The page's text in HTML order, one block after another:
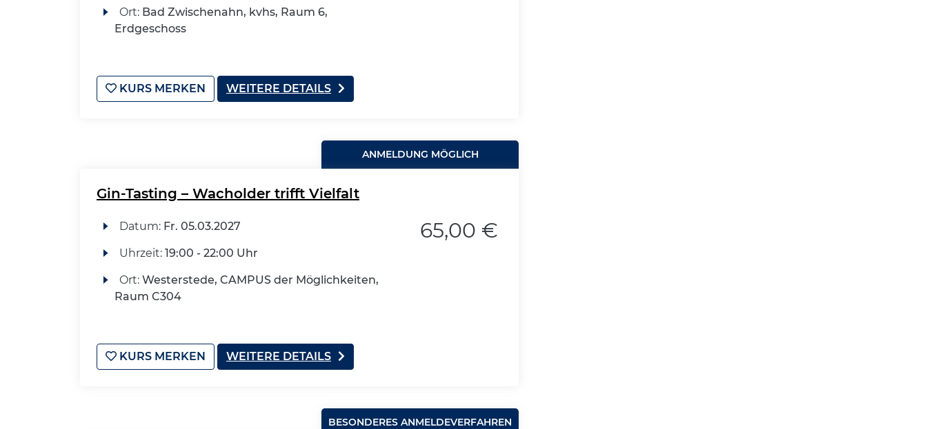
Ort: Bad Zwischenahn, kvhs, Raum 6,
Erdgeschoss
KURS MERKEN WEITERE DETAILS
ANMELDUNG MÖGLICH
Gin-Tasting – Wacholder trifft Vielfalt
Datum: Fr. 05.03.2027
Uhrzeit: 19:00 - 22:00 Uhr
Ort: Westerstede, CAMPUS der Möglichkeiten,
Raum C304
65,00 €
KURS MERKEN WEITERE DETAILS
BESONDERES ANMELDEVERFAHREN